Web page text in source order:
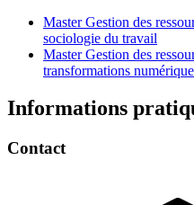
Master Gestion des
sociologie du travail
Master Gestion des
transformations
Informations
Contact